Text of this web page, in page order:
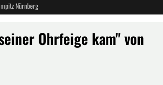
Nürnberg
Ohrfeige kam" von